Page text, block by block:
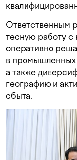
Ответственным
тесную работу с
оперативно
в промышленных
а также
географию и
сбыта.